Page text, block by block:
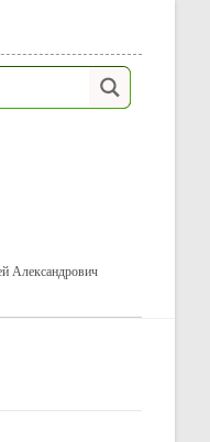
Александрович